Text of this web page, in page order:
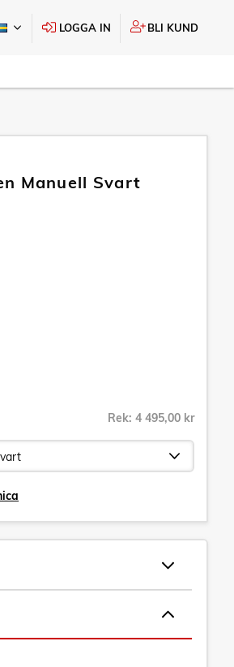
LOGGA IN BLI KUND
Manuell Svart
Rek: 4 495,00 kr